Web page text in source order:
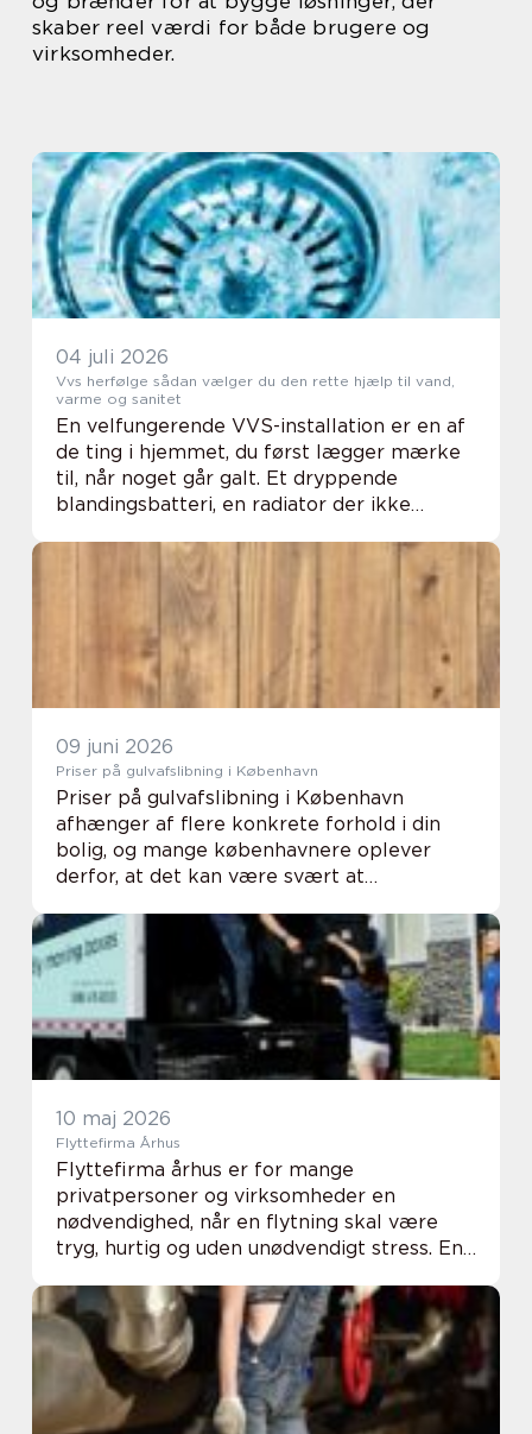
skaber reel værdi for både brugere og
virksomheder.
04 juli 2026
Vvs herfølge sådan vælger du den rette hjælp til vand,
varme og sanitet
En velfungerende VVS-installation er en af
de ting i hjemmet, du først lægger mærke
til, når noget går galt. Et dryppende
blandingsbatteri, en radiator der ikke
hurtigt skabe irritation i hverdagen. Når du
09 juni 2026
Priser på gulvafslibning i København
Priser på gulvafslibning i København
afhænger af flere konkrete forhold i din
bolig, og mange københavnere oplever
derfor, at det kan være svært at
Hos mange fagfolkarbej...
10 maj 2026
Flyttefirma Århus
Flyttefirma århus er for mange
privatpersoner og virksomheder en
nødvendighed, når en flytning skal være
tryg, hurtig og uden unødvendigt stress. En
alt fra nedpakning og transport til
opbevaring og montage, ...